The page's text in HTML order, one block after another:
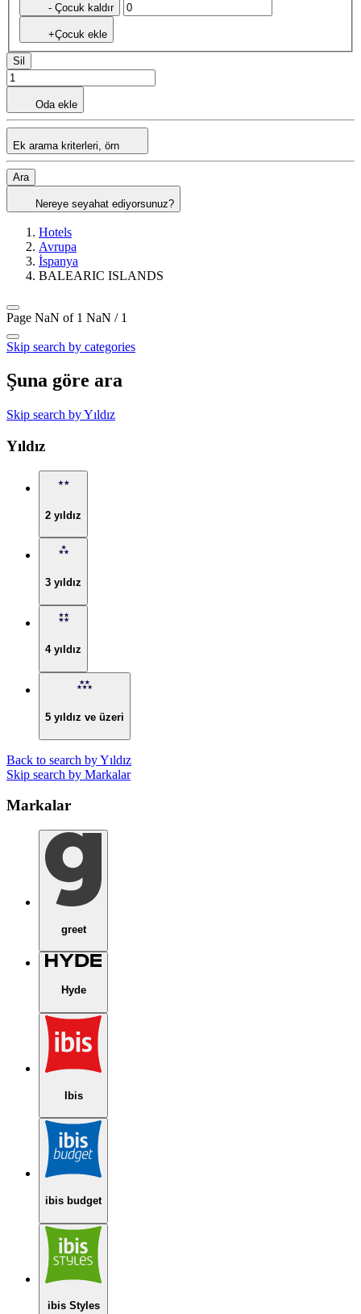
- Çocuk kaldır
+Çocuk ekle
Sil
Oda ekle
Ek arama kriterleri, örn
Ara
Nereye seyahat ediyorsunuz?
Hotels
Avrupa
İspanya
BALEARIC ISLANDS
Page NaN of 1 NaN / 1
Skip search by categories
Şuna göre ara
Skip search by Yıldız
Yıldız
2 yıldız
3 yıldız
4 yıldız
5 yıldız ve üzeri
Back to search by Yıldız
Skip search by Markalar
Markalar
greet
Hyde
Ibis
ibis budget
ibis Styles